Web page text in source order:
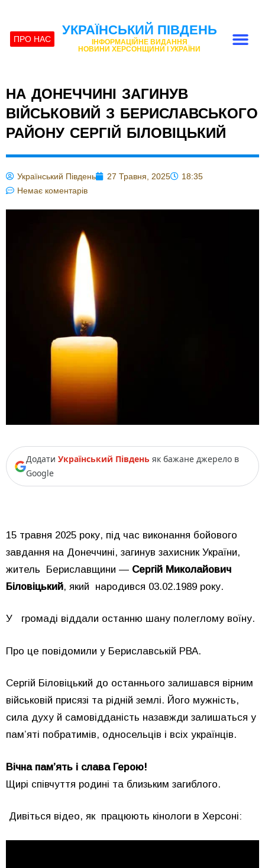
ПРО НАС
УКРАЇНСЬКИЙ ПІВДЕНЬ
ІНФОРМАЦІЙНЕ ВИДАННЯ
НОВИНИ ХЕРСОНЩИНИ І УКРАЇНИ
НА ДОНЕЧЧИНІ ЗАГИНУВ
ВІЙСЬКОВИЙ З БЕРИСЛАВСЬКОГО
РАЙОНУ СЕРГІЙ БІЛОВІЦЬКИЙ
Український Південь 27 Травня, 2025
18:35
Немає коментарів
Додати Український Південь як бажане джерело в
Google
15 травня 2025 року, під час виконання бойового
завдання на Донеччині, загинув захисник України,
житель Бериславщини — Сергій Миколайович
Біловіцький, який народився 03.02.1989 року.
У громаді віддали останню шану полеглому воїну.
Про це повідомили у Бериславській РВА.
Сергій Біловіцький до останнього залишався вірним
військовій присязі та рідній землі. Його мужність,
сила духу й самовідданість назавжди залишаться у
пам’яті побратимів, односельців і всіх українців.
Вічна пам’ять і слава Герою!
Щирі співчуття родині та близьким загиблого.
Дивіться відео, як працюють кінологи в Херсоні: